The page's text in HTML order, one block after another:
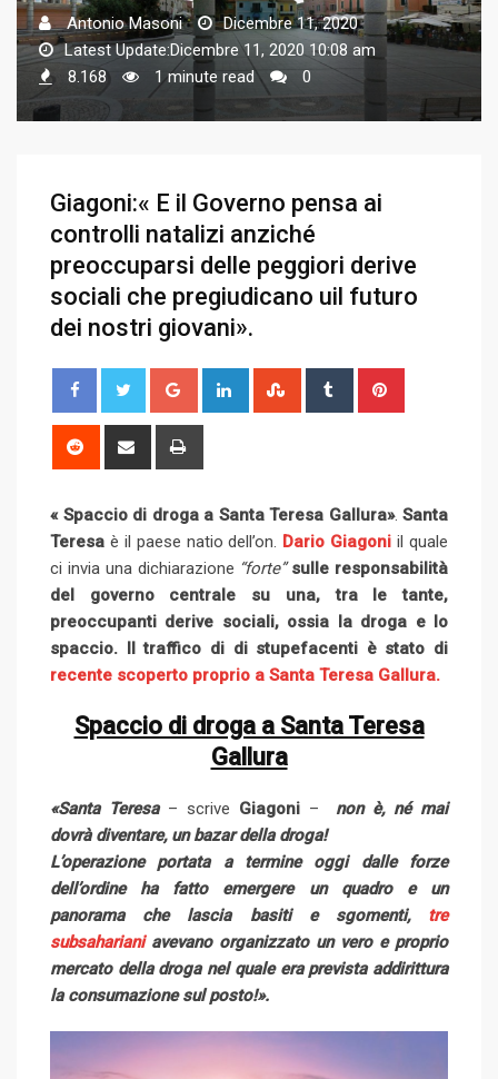
Antonio Masoni
Dicembre 11, 2020
Latest Update:Dicembre 11, 2020 10:08 am
8.168
1 minute read 0
Giagoni:« E il Governo pensa ai
controlli natalizi anziché
preoccuparsi delle peggiori derive
sociali che pregiudicano uil futuro
dei nostri giovani».
o
e
+
i
d
I
n
t
l
e
U
p
o
n
u
r
i
r
e
s
t
e
d
i
t
h
r
e
v
i
a
E
m
i
r
n
t
« Spaccio di droga a Santa Teresa Gallura». Santa
Teresa è il paese natio dell’on. Dario Giagoni il quale
ci invia una dichiarazione “forte” sulle responsabilità
del governo centrale su una, tra le tante,
preoccupanti derive sociali, ossia la droga e lo
spaccio. Il traffico di di stupefacenti è stato di
recente scoperto proprio a Santa Teresa Gallura.
Spaccio di droga a Santa Teresa
Gallura
«Santa Teresa – scrive Giagoni–
non è, né mai
dovrà diventare, un bazar della droga!
L’operazione portata a termine oggi dalle forze
dell’ordine ha fatto emergere un quadro e un
panorama che lascia basiti e sgomenti, tre
subsaharianiavevano organizzato un vero e proprio
mercato della droga nel quale era prevista addirittura
la consumazione sul posto!».